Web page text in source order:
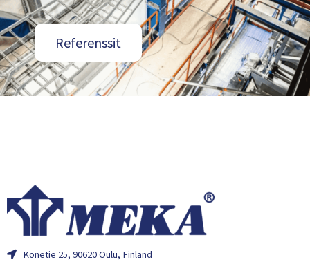
Referenssit
Konetie 25, 90620 Oulu, Finland